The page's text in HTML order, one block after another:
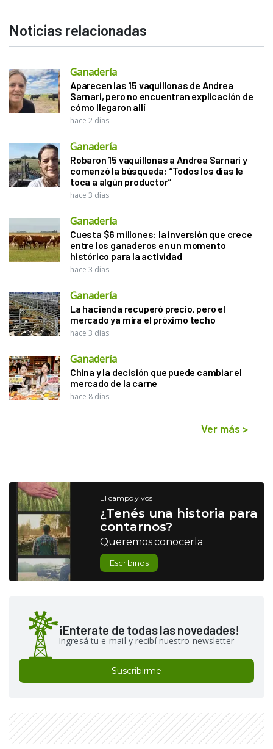
Noticias relacionadas
Ganadería
Aparecen las 15 vaquillonas de Andrea
Sarnari, pero no encuentran explicación de
cómo llegaron allí
hace 2 días
Ganadería
Robaron 15 vaquillonas a Andrea Sarnari y
comenzó la búsqueda: “Todos los días le
toca a algún productor”
hace 3 días
Ganadería
Cuesta $6 millones: la inversión que crece
entre los ganaderos en un momento
histórico para la actividad
hace 3 días
Ganadería
La hacienda recuperó precio, pero el
mercado ya mira el próximo techo
hace 3 días
Ganadería
China y la decisión que puede cambiar el
mercado de la carne
hace 8 días
Ver más >
El campo y vos
¿Tenés una historia para
contarnos?
Queremos conocerla
Escribinos
¡Enterate de todas las novedades!
Ingresá tu e-mail y recibí nuestro newsletter
Suscribirme